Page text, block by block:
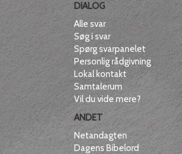
DIALOG
Alle svar
Søg i svar
Spørg svarpanelet
Personlig rådgivning
Lokal kontakt
Samtalerum
Vil du vide mere?
ANDET
Netandagten
Dagens Bibelord